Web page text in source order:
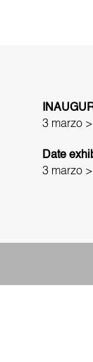
3 marzo
Date
3 marzo